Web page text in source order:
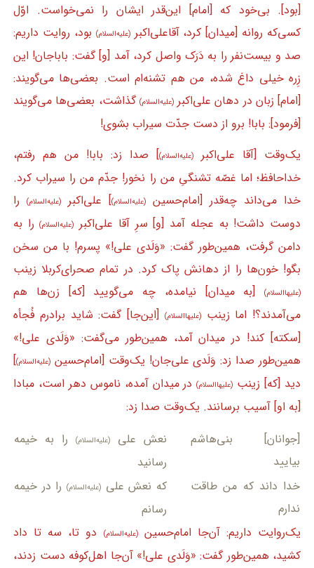
[بود]. بی‌خود که [امام] این‌قدر ایشان را نمی‌خواست. اوّل
کسی‌که روانه [میدان] کرد، آقاعلی‌اکبر(علیه‌السلام) بود، روایت داریم:
صد و بیست‌نفر را به دَرَک واصل کرد، آمد [و] گفت: باباجان! این
زِره خیلی داغ شده، من هم تشنه‌ام است. بعضی‌ها می‌گویند:
[امام] زبان در دهان علی‌اکبر(علیه‌السلام) گذاشت، بعضی‌ها می‌گویند
[فرمود]: بابا! برو از دست جدّت سیراب بشوی!
یک‌وقت [آقا علی‌اکبر
(علیه‌السلام)] صدا زد: بابا! من هم رفتم،
خداحافظ؛ اما غصّه تشنگیِ من را نخور! جدّم من را سیراب کرد.
خدا می‌داند چه‌قدر [امام‌حسین
(علیه‌السلام)] علی‌اکبر (علیه‌السلام)
را
دوست داشت! به عجله آمد [و] سرِ آقا علی‌اکبر (علیه‌السلام)را به
دامن گرفت، همین‌طور گفت: «وَلَدی علی!» پسرم! با من سخن
بگو! خون‌ها را از دهانش پاک کرد. در تمام صحرای‌کربلا زینب
(علیهاالسلام)
[به میدان] نیامده، چه می‌گویید [که] زن‌ها هم
می‌آمدند؟! اما زینب(علیهاالسلام) [این‌جا] گفت: شاید برادرم فُجأه
[سکته] کند! در میدان آمد، همین‌طور می‌گفت: «وَلَدی علی!»
همین‌طور صدا زد: وَلَدی علی‌جان! یک‌وقت [امام‌حسین (علیه‌السلام)]
دید [که] زینب (علیهاالسلام)در میدان آمده، ناموس دهر است، مبادا
[به او] آسیب برسانند. یک‌وقت صدا زد:
[جوانان] بنی‌هاشم
بیایید
نعش علی (علیه‌السلام)
را به خیمه
رسانید
خدا داند که من طاقت
ندارم
که نعش علی (علیه‌السلام) را در خیمه
رسانم
یک‌روایت داریم: آن‌جا امام‌حسین(علیه‌السلام)
دو تا، سه تا داد
کشید، همین‌طور گفت: «وَلَدی علی!» آن‌جا اهل‌کوفه دست زدند،